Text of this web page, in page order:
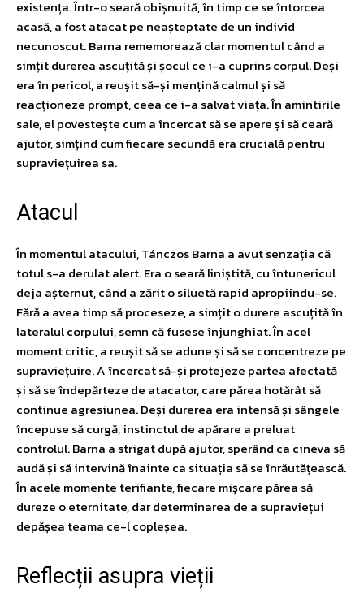
existența. Într-o seară obișnuită, în timp ce se întorcea
acasă, a fost atacat pe neașteptate de un individ
necunoscut. Barna rememorează clar momentul când a
simțit durerea ascuțită și șocul ce i-a cuprins corpul. Deși
era în pericol, a reușit să-și mențină calmul și să
reacționeze prompt, ceea ce i-a salvat viața. În amintirile
sale, el povestește cum a încercat să se apere și să ceară
ajutor, simțind cum fiecare secundă era crucială pentru
supraviețuirea sa.
Atacul
În momentul atacului, Tánczos Barna a avut senzația că
totul s-a derulat alert. Era o seară liniștită, cu întunericul
deja așternut, când a zărit o siluetă rapid apropiindu-se.
Fără a avea timp să proceseze, a simțit o durere ascuțită în
lateralul corpului, semn că fusese înjunghiat. În acel
moment critic, a reușit să se adune și să se concentreze pe
supraviețuire. A încercat să-și protejeze partea afectată
și să se îndepărteze de atacator, care părea hotărât să
continue agresiunea. Deși durerea era intensă și sângele
începuse să curgă, instinctul de apărare a preluat
controlul. Barna a strigat după ajutor, sperând ca cineva să
audă și să intervină înainte ca situația să se înrăutățească.
În acele momente terifiante, fiecare mișcare părea să
dureze o eternitate, dar determinarea de a supraviețui
depășea teama ce-l copleșea.
Reflecții asupra vieții